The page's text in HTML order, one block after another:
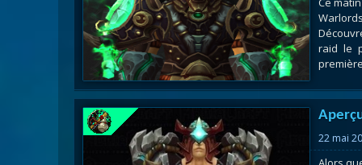
raid le
22 mai